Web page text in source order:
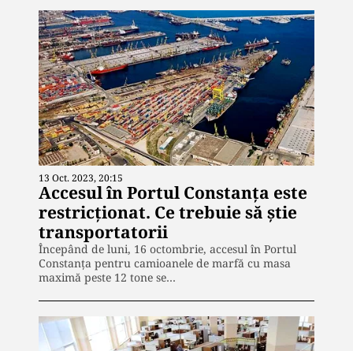
13 Oct. 2023, 20:15
Accesul în Portul Constanța este
restricționat. Ce trebuie să știe
transportatorii
Începând de luni, 16 octombrie, accesul în Portul
Constanţa pentru camioanele de marfă cu masa
maximă peste 12 tone se…